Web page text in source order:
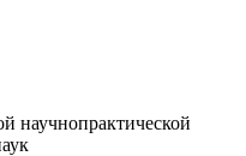
научнопрактической